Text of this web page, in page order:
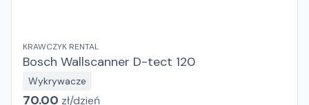
KRAWCZYK RENTAL
Bosch Wallscanner D-tect 120
Wykrywacze
70.00 zł/dzień